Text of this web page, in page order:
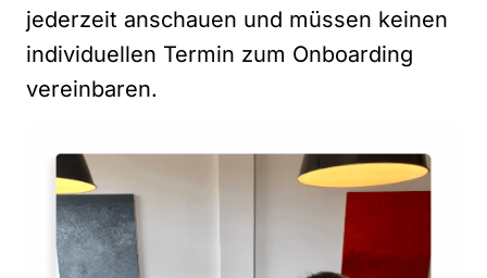
jederzeit anschauen und müssen keinen
individuellen Termin zum Onboarding
vereinbaren.